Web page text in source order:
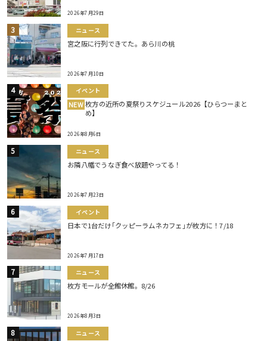
2026年7月29日
ニュース
宮之阪に行列できてた。あら川の桃
2026年7月10日
イベント
NEW 枚方の近所の夏祭りスケジュール2026【ひらつーまと
め】
2026年8月6日
ニュース
お隣八幡でうなぎ食べ放題やってる！
2026年7月23日
イベント
日本で1台だけ｢クッピーラムネカフェ｣が枚方に！7/18
2026年7月17日
ニュース
枚方モールが全館休館。8/26
2026年8月3日
ニュース